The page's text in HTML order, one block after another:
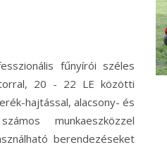
fűnyírói széles
20 - 22 LE közötti
hajtással, alacsony- és
munkaeszközzel
berendezéseket